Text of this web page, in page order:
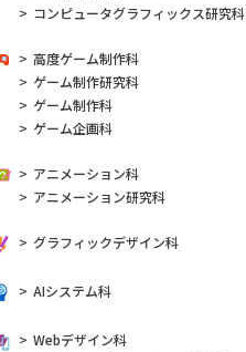
> コンピュータグラフィックス研究科
> 高度ゲーム制作科
> ゲーム制作研究科
> ゲーム制作科
> ゲーム企画科
> アニメーション科
> アニメーション研究科
> グラフィックデザイン科
> AIシステム科
> Webデザイン科